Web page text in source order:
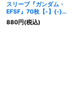
スリーブ『ガンダム・
EFSF』70枚【-】{-}
《サプライ》
880円(税込)